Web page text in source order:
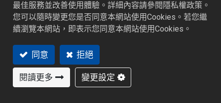
加入詢價車
特色功能​ 產業應用
最佳服務並改善使用體驗。詳細內容請參閱隱私權政策。
您可以隨時變更您是否同意本網站使用Cookies。若您繼
續瀏覽本網站，即表示您同意本網站使用Cookies。
同意 拒絕
閱讀更多 變更設定